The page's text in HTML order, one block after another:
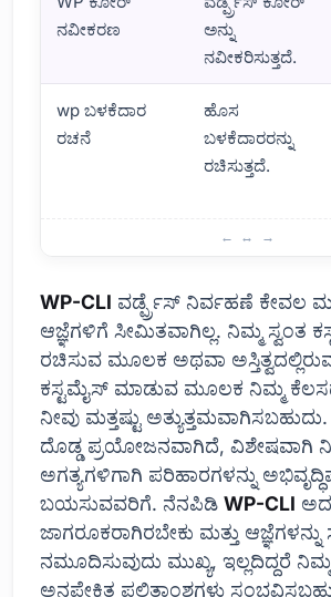
ನವೀಕರಣ
ಅನ್ನು
ನವೀಕರಿಸುತ್ತದೆ.
wp ಬಳಕೆದಾರ
ರಚನೆ
ಹೊಸ
ಬಳಕೆದಾರರನ್ನು
ರಚಿಸುತ್ತದೆ.
WP-CLI ವರ್ಡ್ಪ್ರೆಸ್ ನಿರ್ವಹಣೆ ಕೇವಲ
ಆಜ್ಞೆಗಳಿಗೆ ಸೀಮಿತವಾಗಿಲ್ಲ. ನಿಮ್ಮ ಸ್ವಂತ
ರಚಿಸುವ ಮೂಲಕ ಅಥವಾ
ಕಸ್ಟಮೈಸ್ ಮಾಡುವ ಮೂಲಕ ನಿಮ್ಮ
ನೀವು ಮತ್ತಷ್ಟು
ದೊಡ್ಡ ಪ್ರಯೋಜನವಾಗಿದೆ, ವಿಶೇಷವಾಗಿ
ಅಗತ್ಯಗಳಿಗಾಗಿ ಪರಿಹಾರಗಳನ್ನು
ಬಯಸುವವರಿಗೆ. ನೆನಪಿಡಿ WP-CLI
ಜಾಗರೂಕರಾಗಿರಬೇಕು ಮತ್ತು
ನಮೂದಿಸುವುದು ಮುಖ್ಯ, ಇಲ್ಲದಿದ್ದರೆ
ಅನಪೇಕ್ಷಿತ ಫಲಿತಾಂಶಗಳು